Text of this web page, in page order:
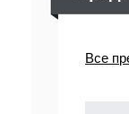
Все